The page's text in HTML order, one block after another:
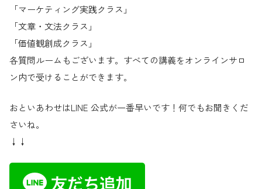
「マーケティング実践クラス」
「文章・文法クラス」
「価値観創成クラス」
各質問ルームもございます。すべての講義をオンラインサロ
ン内で受けることができます。
おといあわせはLINE 公式が一番早いです！何でもお聞きくだ
さいね。
↓↓